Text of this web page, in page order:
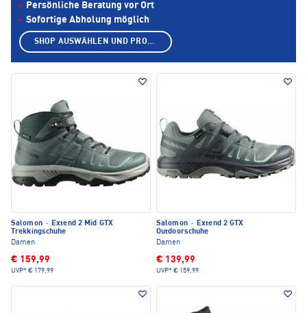
Salomon · Extend 2 Mid GTX
Trekkingschuhe
Damen
€ 159,99
UVP* € 179,99
Salomon · Extend 2 GTX
Outdoorschuhe
Damen
€ 139,99
UVP* € 159,99
Persönliche Beratung vor Ort
Sofortige Abholung möglich
SHOP AUSWÄHLEN UND PRODUKTE ANZEIGEN